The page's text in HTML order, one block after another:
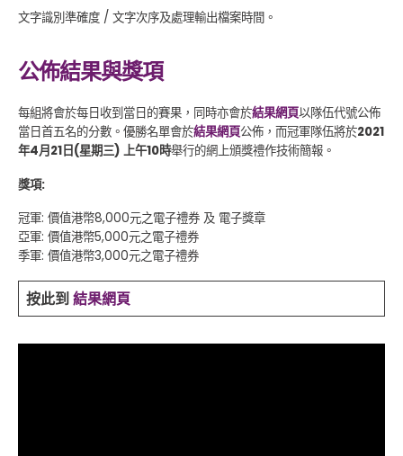
文字識別準確度 / 文字次序及處理輸出檔案時間。
公佈結果與獎項
每組將會於每日收到當日的賽果，同時亦會於結果網頁以隊伍代號公佈
當日首五名的分數。優勝名單會於結果網頁公佈，而冠軍隊伍將於2021
年4月21日(星期三) 上午10時舉行的網上頒獎禮作技術簡報。
獎項:
冠軍: 價值港幣8,000元之電子禮券 及 電子獎章
亞軍: 價值港幣5,000元之電子禮券
季軍: 價值港幣3,000元之電子禮券
按此到 結果網頁